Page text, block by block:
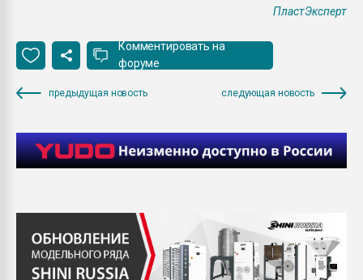
ПластЭксперт
Комментировать на
форуме
предыдущая новость следующая новость